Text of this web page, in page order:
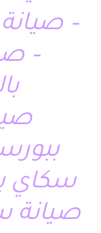
–
–
سكاي
صيانة